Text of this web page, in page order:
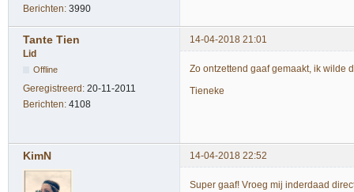
Berichten: 3990
Tante Tien
14-04-2018 21:01
Lid
Offline
Geregistreerd: 20-11-2011
Berichten: 4108
Zo ontzettend gaaf gemaakt, ik wilde
Tieneke
KimN 14-04-2018 22:52
Super gaaf! Vroeg mij inderdaad